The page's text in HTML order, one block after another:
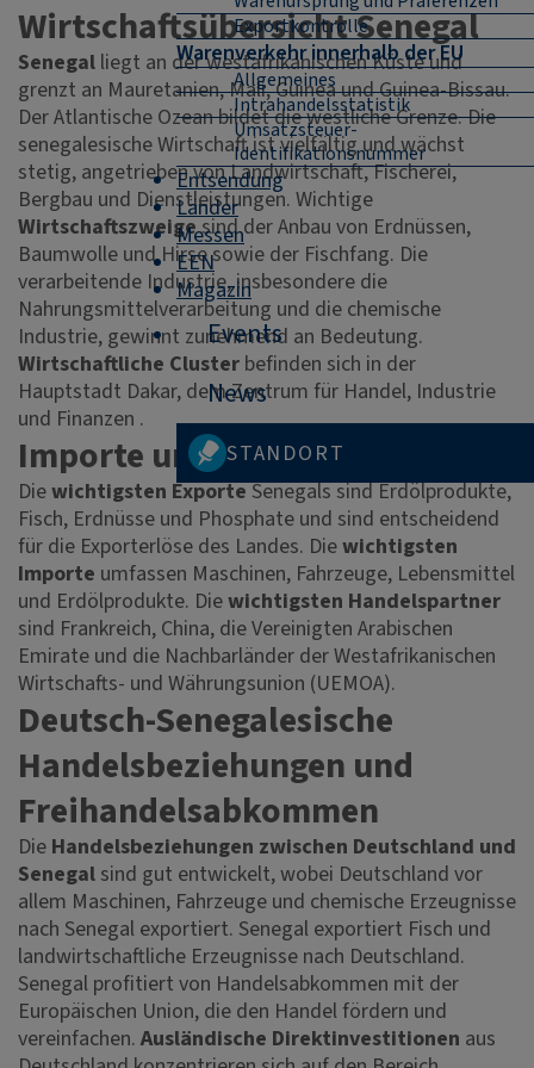
Exportkontrolle
Warenverkehr innerhalb der EU
Allgemeines
Intrahandelsstatistik
Umsatzsteuer-
Identifikationsnummer
Entsendung
Länder
Messen
EEN
Magazin
Events
News
STANDORT
Wirtschaftsübersicht Senegal
Senegal liegt an der westafrikanischen Küste und
grenzt an Mauretanien, Mali, Guinea und Guinea-Bissau.
Der Atlantische Ozean bildet die westliche Grenze. Die
senegalesische Wirtschaft ist vielfältig und wächst
stetig, angetrieben von Landwirtschaft, Fischerei,
Bergbau und Dienstleistungen. Wichtige
Wirtschaftszweigesind der Anbau von Erdnüssen,
Baumwolle und Hirse sowie der Fischfang. Die
verarbeitende Industrie, insbesondere die
Nahrungsmittelverarbeitung und die chemische
Industrie, gewinnt zunehmend an Bedeutung.
Wirtschaftliche Cluster befinden sich in der
Hauptstadt Dakar, dem Zentrum für Handel, Industrie
und Finanzen .
Importe und Exporte
Diewichtigsten ExporteSenegals sind Erdölprodukte,
Fisch, Erdnüsse und Phosphate und sind entscheidend
für die Exporterlöse des Landes. Diewichtigsten
Importe umfassen Maschinen, Fahrzeuge, Lebensmittel
und Erdölprodukte. Diewichtigsten Handelspartner
sind Frankreich, China, die Vereinigten Arabischen
Emirate und die Nachbarländer der Westafrikanischen
Wirtschafts- und Währungsunion (UEMOA).
Deutsch-Senegalesische
Handelsbeziehungen und
Freihandelsabkommen
Die Handelsbeziehungen zwischen Deutschland und
Senegal sind gut entwickelt, wobei Deutschland vor
allem Maschinen, Fahrzeuge und chemische Erzeugnisse
nach Senegal exportiert. Senegal exportiert Fisch und
landwirtschaftliche Erzeugnisse nach Deutschland.
Senegal profitiert von Handelsabkommen mit der
Europäischen Union, die den Handel fördern und
vereinfachen. Ausländische Direktinvestitionen aus